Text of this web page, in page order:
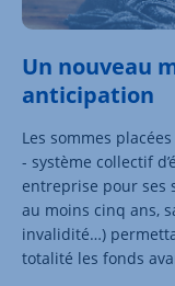
Un nouveau
anticipation
Les sommes
- système collectif
entreprise pour ses
au moins cinq ans,
invalidité…)
totalité les fonds